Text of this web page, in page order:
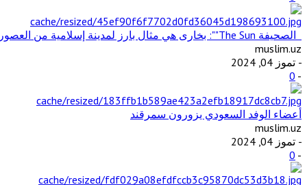
الصحيفة The Sun"": بخارى هي مثال بارز لمدينة إسلامية من العصور الوسطى في آسيا الوسطى
muslim.uz
- تموز 04, 2024
-
0
أعضاء الوفد السعودي يزورون سمرقند
muslim.uz
- تموز 04, 2024
-
0